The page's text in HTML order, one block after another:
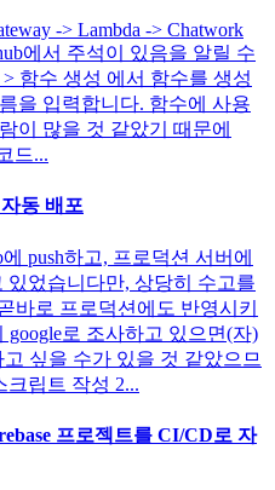
-> Lambda -> Chatwork
에서 주석이 있음을 알릴 수
함수 생성 에서 함수를 생성
을 입력합니다. 함수에 사용
이 많을 것 같았기 때문에
드...
동 배포
push하고, 프로덕션 서버에
있었습니다만, 상당히 수고를
바로 프로덕션에도 반영시키
로 조사하고 있으면(자)
싶을 수가 있을 것 같았으므
크립트 작성 2...
프로젝트를 CI/CD로 자